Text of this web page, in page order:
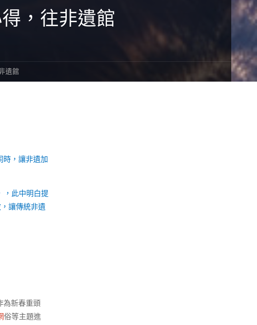
，往非遺館
遺館
時，讓非遺加
，此中明白提
讓傳統非遺
為新春重頭
俗等主題進